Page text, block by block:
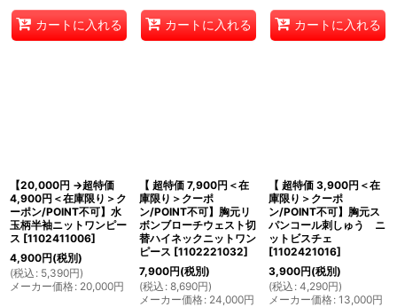
カートに入れる カートに入れる カートに入れる
【20,000円 →超特価
4,900円＜在庫限り＞ク
ーポン/POINT不可】水
玉柄半袖ニットワンピー
ス [1102411006]
4,900円(税別)
(税込 : 5,390円)
メーカー価格: 20,000円
【 超特価 7,900円＜在
庫限り＞クーポ
ン/POINT不可】胸元リ
ボンブローチウェスト切
替ハイネックニットワン
ピース [1102221032]
7,900円(税別)
(税込 : 8,690円)
メーカー価格: 24,000円
【 超特価 3,900円＜在
庫限り＞クーポ
ン/POINT不可】胸元ス
パンコール刺しゅう ニ
ットビスチェ
[1102421016]
3,900円(税別)
(税込 : 4,290円)
メーカー価格: 13,000円